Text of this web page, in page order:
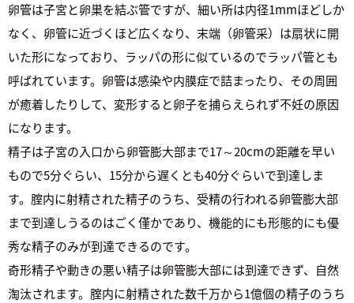
卵管は子宮と卵巣を結ぶ管ですが、細い所は内径1mmほどしか
なく、卵管に近づくほど広くなり、末端（卵管采）は扇状に開
いた形になっており、ラッパの形に似ているのでラッパ管とも
呼ばれています。卵管は感染や内膜症で詰まったり、その周囲
が癒着したりして、変形すると卵子を捕らえられず不妊の原因
になります。
精子は子宮の入口から卵管膨大部まで17～20cmの距離を早い
もので5分ぐらい、15分から遅くとも40分ぐらいで到達しま
す。腟内に射精された精子のうち、受精の行われる卵管膨大部
まで到達しうるのはごく僅かであり、機能的にも形態的にも優
秀な精子のみが到達できるのです。
奇形精子や動きの悪い精子は卵管膨大部には到達できず、自然
淘汰されます。腟内に射精された数千万から1億個の精子のうち